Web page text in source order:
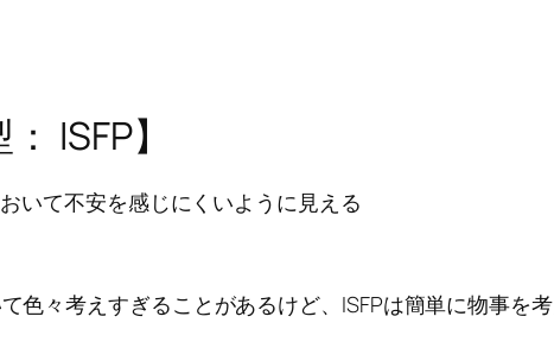
ISFP】
いて不安を感じにくいように見える
色々考えすぎることがあるけど、ISFPは簡単に物事を